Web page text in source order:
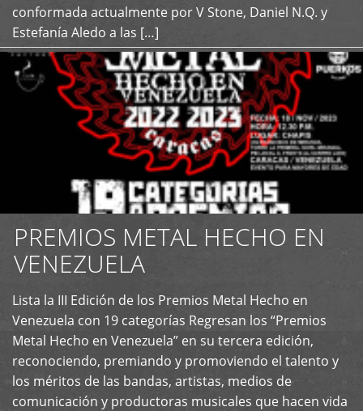
conformada actualmente por V Stone, Daniel N.Q. y
Estefanía Aledo a las […]
PREMIOS METAL HECHO EN
VENEZUELA
Lista la III Edición de los Premios Metal Hecho en
Venezuela con 19 categorías Regresan los “Premios
Metal Hecho en Venezuela” en su tercera edición,
reconociendo, premiando y promoviendo el talento y
los méritos de las bandas, artistas, medios de
comunicación y productoras musicales que hacen vida
+